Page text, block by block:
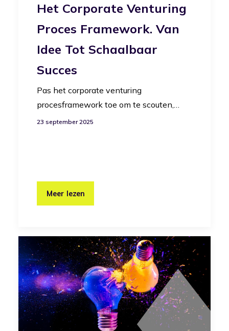
Het Corporate Venturing
Proces Framework. Van
Idee Tot Schaalbaar
Succes
Pas het corporate venturing
procesframework toe om te scouten,…
23 september 2025
Meer lezen